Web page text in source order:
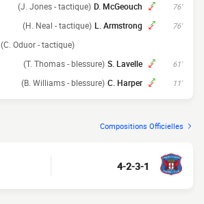
76'
D. McGeouch
(J. Jones - tactique)
76'
L. Armstrong
(H. Neal - tactique)
(C. Oduor - tactique)
61'
S. Lavelle
(T. Thomas - blessure)
11'
C. Harper
(B. Williams - blessure)
Compositions Officielles
4-2-3-1